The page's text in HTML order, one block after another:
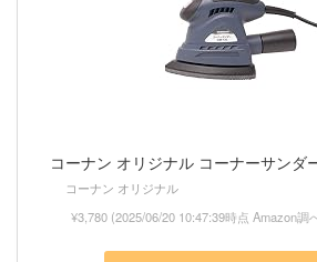
コーナン オリジナル コーナーサンダ
コーナン オリジナル
¥3,780 (2025/06/20 10:47:39時点 Amazon調